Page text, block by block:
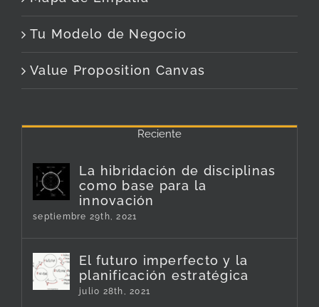
Tu Modelo de Negocio
Value Proposition Canvas
Reciente
La hibridación de disciplinas
como base para la
innovación
septiembre 29th, 2021
El futuro imperfecto y la
planificación estratégica
julio 28th, 2021